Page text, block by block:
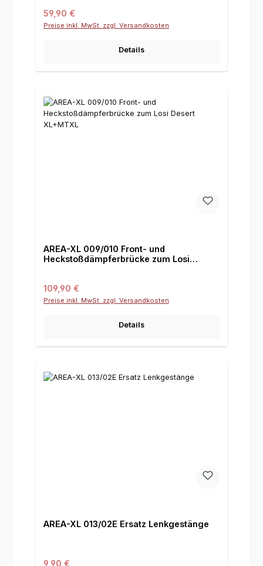
Regulärer Preis:
59,90 €
Preise inkl. MwSt. zzgl. Versandkosten
Details
AREA-XL 009/010 Front- und
Heckstoßdämpferbrücke zum Losi
Regulärer Preis:
109,90 €
Preise inkl. MwSt. zzgl. Versandkosten
Details
AREA-XL 013/02E Ersatz Lenkgestänge
Regulärer Preis:
9,90 €